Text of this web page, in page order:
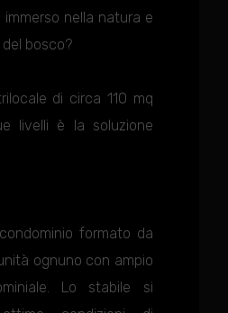
nella natura e
bosco?
di circa 110 mq
livelli è la soluzione
formato da
ognuno con ampio
Lo stabile si